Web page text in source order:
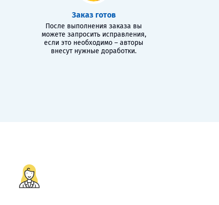
Заказ готов
После выполнения заказа вы
можете запросить исправления,
если это необходимо – авторы
внесут нужные доработки.